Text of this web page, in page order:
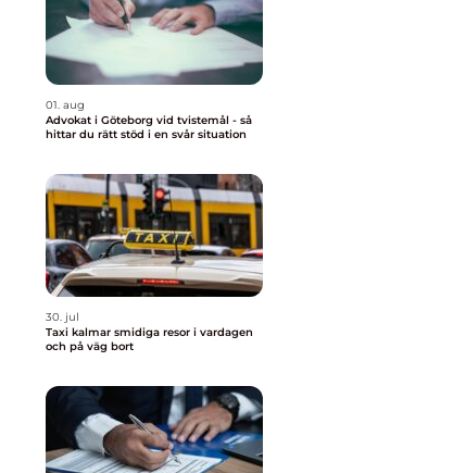
01. aug
Advokat i Göteborg vid tvistemål - så
hittar du rätt stöd i en svår situation
30. jul
Taxi kalmar smidiga resor i vardagen
och på väg bort